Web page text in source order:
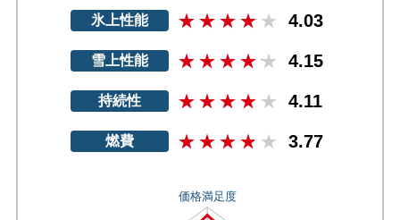
氷上性能 4.03
雪上性能 4.15
持続性 4.11
燃費 3.77